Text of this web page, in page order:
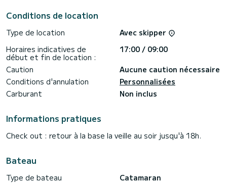
Génois sur enrouleur. Il possède notamment les
extérieurs, Dessalinisateur, Propulseur d'étrave,
Connexion bluetooth.
Pour toute demande d'information ou réservation, cliquer
sur le bouton « obtenir un devis », un expert SamBoat vous
Conditions de location
Type de location
Avec skipper
Horaires indicatives de
début et fin de location :
17:00 / 09:00
Caution
Aucune caution nécessaire
Conditions d'annulation
Personnalisées
Carburant
Non inclus
Informations pratiques
Check out : retour à la base la veille au soir jusqu'à 18h.
Bateau
Type de bateau
Catamaran